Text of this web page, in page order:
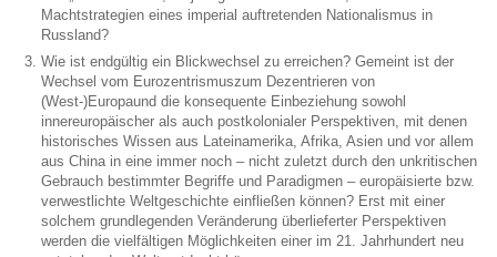
Machtstrategien eines imperial auftretenden Nationalismus in
Russland?
Wie ist endgültig ein Blickwechsel zu erreichen? Gemeint ist der
Wechsel vom Eurozentrismuszum Dezentrieren von
(West-)Europaund die konsequente Einbeziehung sowohl
innereuropäischer als auch postkolonialer Perspektiven, mit denen
historisches Wissen aus Lateinamerika, Afrika, Asien und vor allem
aus China in eine immer noch – nicht zuletzt durch den unkritischen
Gebrauch bestimmter Begriffe und Paradigmen – europäisierte bzw.
verwestlichte Weltgeschichte einfließen können? Erst mit einer
solchem grundlegenden Veränderung überlieferter Perspektiven
werden die vielfältigen Möglichkeiten einer im 21. Jahrhundert neu